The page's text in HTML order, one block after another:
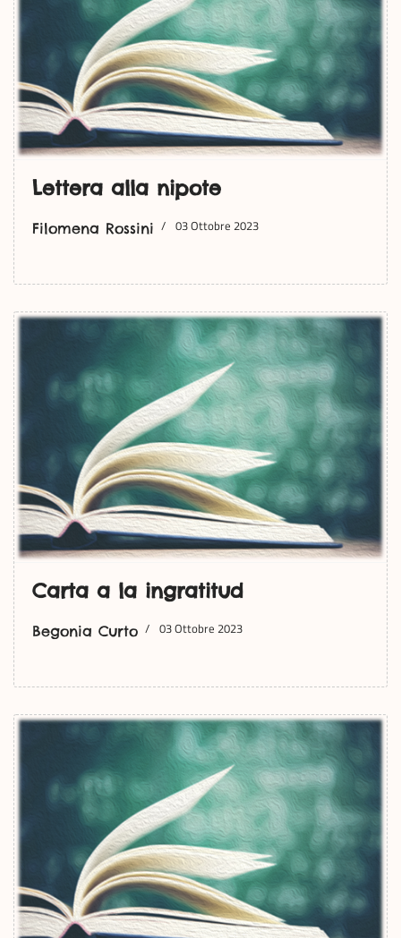
Lettera alla nipote
Filomena Rossini 03 Ottobre 2023
Carta a la ingratitud
Begonia Curto 03 Ottobre 2023